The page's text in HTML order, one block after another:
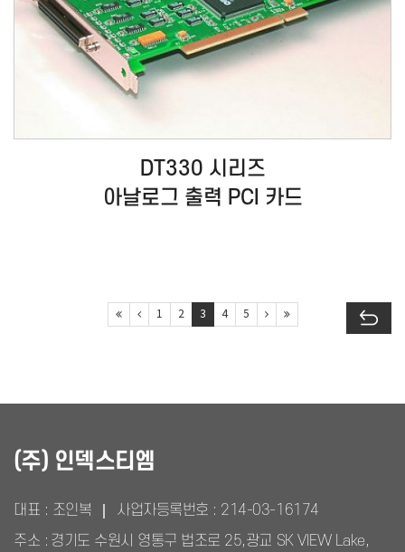
DT330 시리즈
아날로그 출력 PCI 카드
1 2 3 4 5
(주) 인덱스티엠
대표 : 조인복 사업자등록번호 : 214-03-16174
주소 : 경기도 수원시 영통구 법조로 25,광교 SK VIEW Lake,